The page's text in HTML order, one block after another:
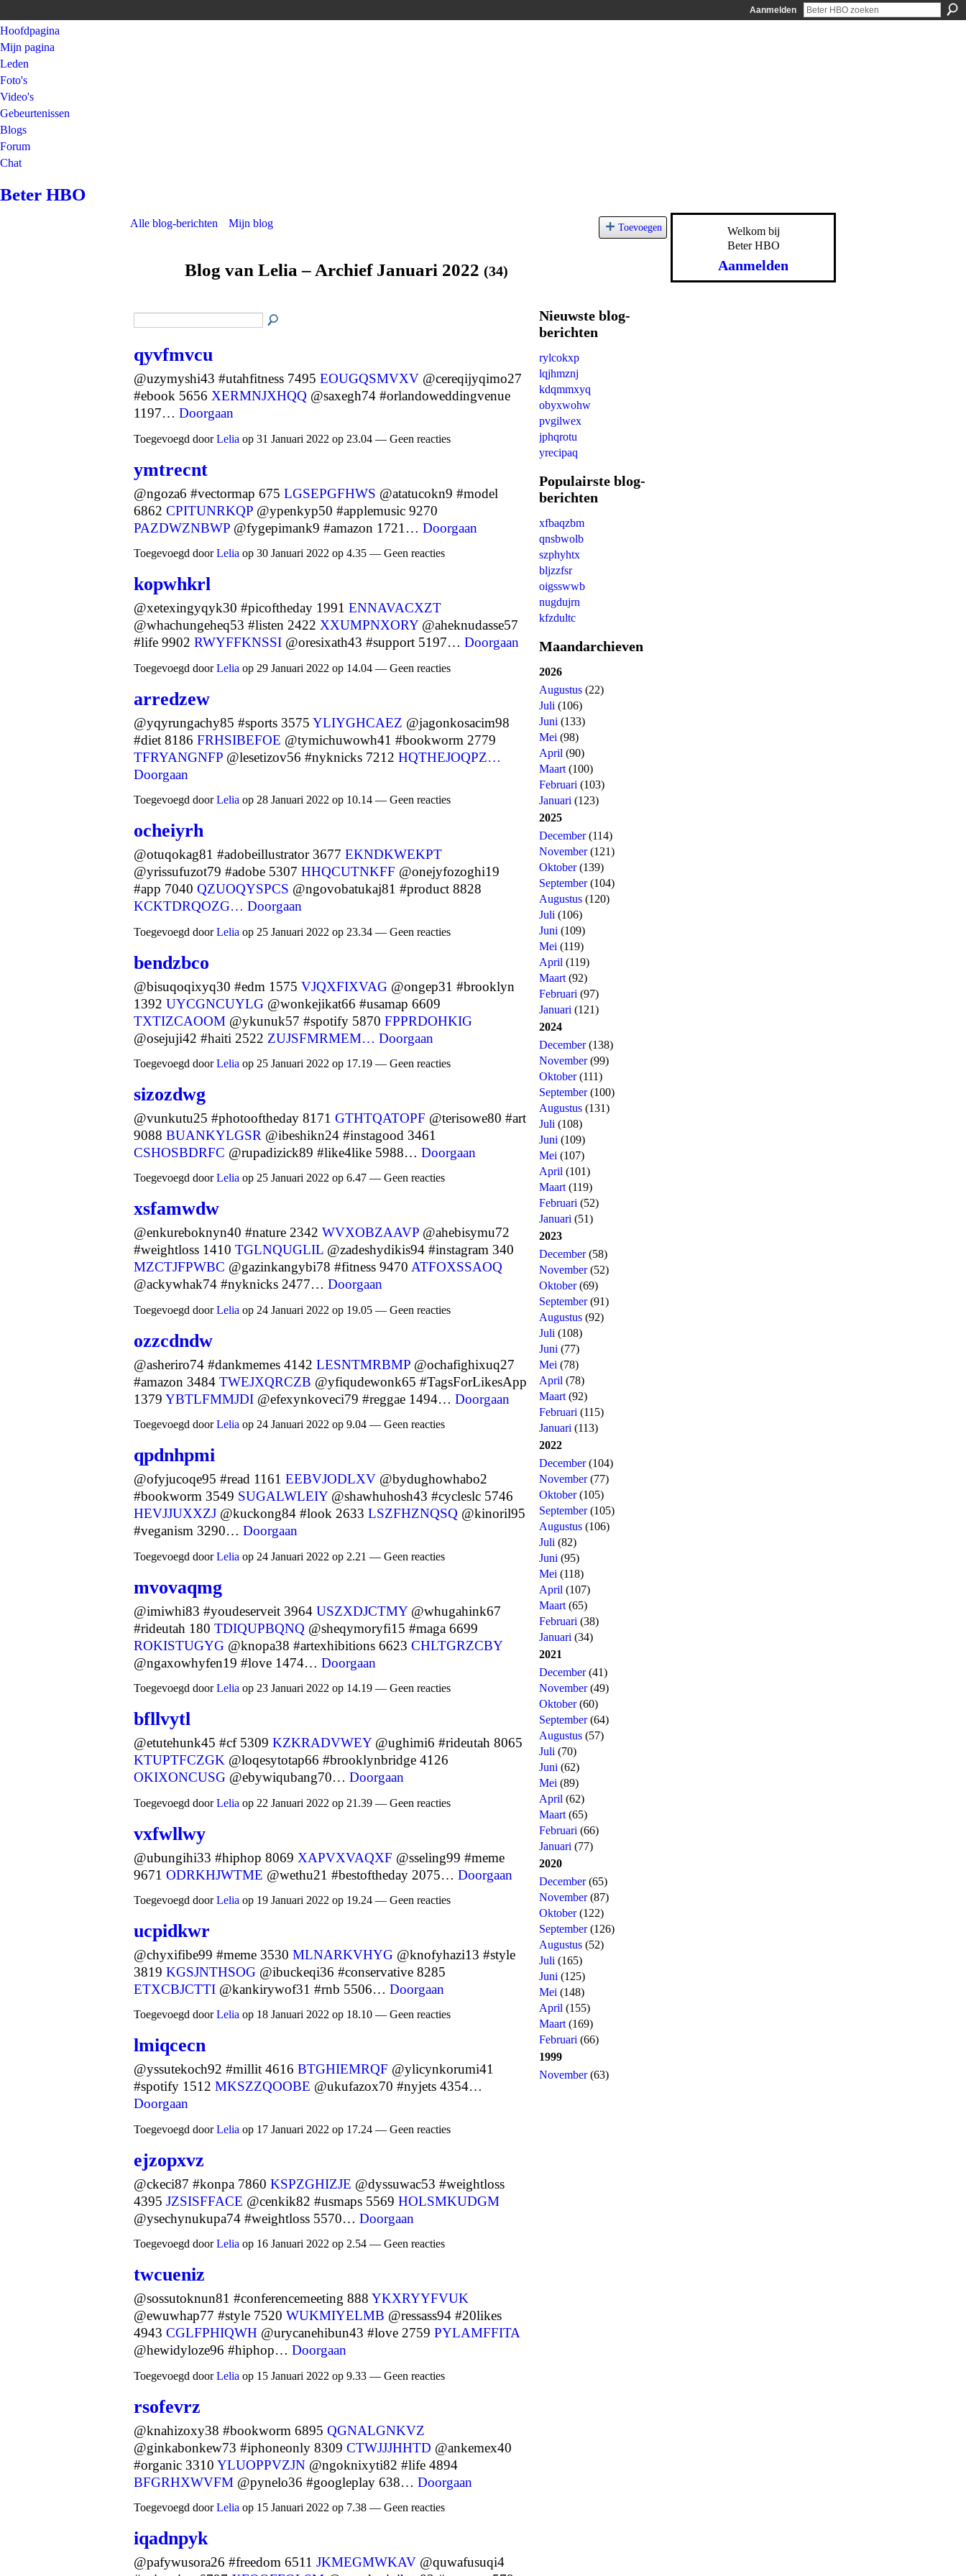
Aanmelden
Hoofdpagina
Mijn pagina
Leden
Foto's
Video's
Gebeurtenissen
Blogs
Forum
Chat
Beter HBO
Alle blog-berichten Mijn blog Toevoegen
Blog van Lelia – Archief Januari 2022 (34)
qyvfmvcu
@uzymyshi43 #utahfitness 7495 EOUGQSMVXV @cereqijyqimo27
#ebook 5656 XERMNJXHQQ @saxegh74 #orlandoweddingvenue
1197… Doorgaan
Toegevoegd doorLelia op 31 Januari 2022 op 23.04 — Geen reacties
ymtrecnt
@ngoza6 #vectormap 675 LGSEPGFHWS @atatucokn9 #model
6862 CPITUNRKQP @ypenkyp50 #applemusic 9270
PAZDWZNBWP @fygepimank9 #amazon 1721… Doorgaan
Toegevoegd doorLelia op 30 Januari 2022 op 4.35 — Geen reacties
kopwhkrl
@xetexingyqyk30 #picoftheday 1991 ENNAVACXZT
@whachungeheq53 #listen 2422 XXUMPNXORY@aheknudasse57
#life 9902 RWYFFKNSSI @oresixath43 #support 5197… Doorgaan
Toegevoegd doorLelia op 29 Januari 2022 op 14.04 — Geen reacties
arredzew
@yqyrungachy85 #sports 3575 YLIYGHCAEZ @jagonkosacim98
#diet 8186 FRHSIBEFOE @tymichuwowh41 #bookworm 2779
TFRYANGNFP @lesetizov56 #nyknicks 7212 HQTHEJOQPZ…
Doorgaan
Toegevoegd doorLelia op 28 Januari 2022 op 10.14 — Geen reacties
ocheiyrh
@otuqokag81 #adobeillustrator 3677 EKNDKWEKPT
@yrissufuzot79 #adobe 5307 HHQCUTNKFF @onejyfozoghi19
#app 7040 QZUOQYSPCS @ngovobatukaj81 #product 8828
KCKTDRQOZG… Doorgaan
Toegevoegd doorLelia op 25 Januari 2022 op 23.34 — Geen reacties
bendzbco
@bisuqoqixyq30 #edm 1575 VJQXFIXVAG @ongep31 #brooklyn
1392 UYCGNCUYLG @wonkejikat66 #usamap 6609
TXTIZCAOOM @ykunuk57 #spotify 5870 FPPRDOHKIG
@osejuji42 #haiti 2522 ZUJSFMRMEM… Doorgaan
Toegevoegd doorLelia op 25 Januari 2022 op 17.19 — Geen reacties
sizozdwg
@vunkutu25 #photooftheday 8171 GTHTQATOPF @terisowe80 #art
9088 BUANKYLGSR @ibeshikn24 #instagood 3461
CSHOSBDRFC @rupadizick89 #like4like 5988… Doorgaan
Toegevoegd doorLelia op 25 Januari 2022 op 6.47 — Geen reacties
xsfamwdw
@enkureboknyn40 #nature 2342 WVXOBZAAVP @ahebisymu72
#weightloss 1410 TGLNQUGLIL @zadeshydikis94 #instagram 340
MZCTJFPWBC @gazinkangybi78 #fitness 9470 ATFOXSSAOQ
@ackywhak74 #nyknicks 2477… Doorgaan
Toegevoegd doorLelia op 24 Januari 2022 op 19.05 — Geen reacties
ozzcdndw
@asheriro74 #dankmemes 4142 LESNTMRBMP @ochafighixuq27
#amazon 3484 TWEJXQRCZB @yfiqudewonk65 #TagsForLikesApp
1379 YBTLFMMJDI @efexynkoveci79 #reggae 1494… Doorgaan
Toegevoegd doorLelia op 24 Januari 2022 op 9.04 — Geen reacties
qpdnhpmi
@ofyjucoqe95 #read 1161 EEBVJODLXV @bydughowhabo2
#bookworm 3549 SUGALWLEIY@shawhuhosh43 #cycleslc 5746
HEVJJUXXZJ @kuckong84 #look 2633 LSZFHZNQSQ @kinoril95
#veganism 3290… Doorgaan
Toegevoegd doorLelia op 24 Januari 2022 op 2.21 — Geen reacties
mvovaqmg
@imiwhi83 #youdeserveit 3964 USZXDJCTMY@whugahink67
#rideutah 180 TDIQUPBQNQ @sheqymoryfi15 #maga 6699
ROKISTUGYG @knopa38 #artexhibitions 6623 CHLTGRZCBY
@ngaxowhyfen19 #love 1474… Doorgaan
Toegevoegd doorLelia op 23 Januari 2022 op 14.19 — Geen reacties
bfllvytl
@etutehunk45 #cf 5309 KZKRADVWEY@ughimi6 #rideutah 8065
KTUPTFCZGK @loqesytotap66 #brooklynbridge 4126
OKIXONCUSG @ebywiqubang70… Doorgaan
Toegevoegd doorLelia op 22 Januari 2022 op 21.39 — Geen reacties
vxfwllwy
@ubungihi33 #hiphop 8069 XAPVXVAQXF @sseling99 #meme
9671 ODRKHJWTME @wethu21 #bestoftheday 2075… Doorgaan
Toegevoegd doorLelia op 19 Januari 2022 op 19.24 — Geen reacties
ucpidkwr
@chyxifibe99 #meme 3530 MLNARKVHYG @knofyhazi13 #style
3819 KGSJNTHSOG @ibuckeqi36 #conservative 8285
ETXCBJCTTI @kankirywof31 #rnb 5506… Doorgaan
Toegevoegd doorLelia op 18 Januari 2022 op 18.10 — Geen reacties
lmiqcecn
@yssutekoch92 #millit 4616 BTGHIEMRQF @ylicynkorumi41
#spotify 1512 MKSZZQOOBE @ukufazox70 #nyjets 4354…
Doorgaan
Toegevoegd doorLelia op 17 Januari 2022 op 17.24 — Geen reacties
ejzopxvz
@ckeci87 #konpa 7860 KSPZGHIZJE @dyssuwac53 #weightloss
4395 JZSISFFACE @cenkik82 #usmaps 5569 HOLSMKUDGM
@ysechynukupa74 #weightloss 5570… Doorgaan
Toegevoegd doorLelia op 16 Januari 2022 op 2.54 — Geen reacties
twcueniz
@sossutoknun81 #conferencemeeting 888 YKXRYYFVUK
@ewuwhap77 #style 7520 WUKMIYELMB @ressass94 #20likes
4943 CGLFPHIQWH @urycanehibun43 #love 2759 PYLAMFFITA
@hewidyloze96 #hiphop… Doorgaan
Toegevoegd doorLelia op 15 Januari 2022 op 9.33 — Geen reacties
rsofevrz
@knahizoxy38 #bookworm 6895 QGNALGNKVZ
@ginkabonkew73 #iphoneonly 8309 CTWJJJHHTD @ankemex40
#organic 3310 YLUOPPVZJN @ngoknixyti82 #life 4894
BFGRHXWVFM @pynelo36 #googleplay 638… Doorgaan
Toegevoegd doorLelia op 15 Januari 2022 op 7.38 — Geen reacties
iqadnpyk
@pafywusora26 #freedom 6511 JKMEGMWKAV @quwafusuqi4
Nieuwste blog-
berichten
rylcokxp
lqjhmznj
kdqmmxyq
obyxwohw
pvgilwex
jphqrotu
yrecipaq
Populairste blog-
berichten
xfbaqzbm
qnsbwolb
szphyhtx
bljzzfsr
oigsswwb
nugdujrn
kfzdultc
Maandarchieven
2026
Augustus (22)
Juli (106)
Juni (133)
Mei (98)
April (90)
Maart (100)
Februari (103)
Januari (123)
2025
December(114)
November(121)
Oktober(139)
September(104)
Augustus (120)
Juli (106)
Juni (109)
Mei (119)
April (119)
Maart (92)
Februari (97)
Januari (121)
2024
December(138)
November(99)
Oktober(111)
September(100)
Augustus (131)
Juli (108)
Juni (109)
Mei (107)
April (101)
Maart (119)
Februari (52)
Januari (51)
2023
December(58)
November(52)
Oktober(69)
September(91)
Augustus (92)
Juli (108)
Juni (77)
Mei (78)
April (78)
Maart (92)
Februari (115)
Januari (113)
2022
December(104)
November(77)
Oktober(105)
September(105)
Augustus (106)
Juli (82)
Juni (95)
Mei (118)
April (107)
Maart (65)
Februari (38)
Januari (34)
2021
December(41)
November(49)
Oktober(60)
September(64)
Augustus (57)
Juli (70)
Juni (62)
Mei (89)
April (62)
Maart (65)
Februari (66)
Januari (77)
2020
December(65)
November(87)
Oktober(122)
September(126)
Augustus (52)
Juli (165)
Juni (125)
Mei (148)
April (155)
Maart (169)
Februari (66)
1999
November(63)
Welkom bij
Beter HBO
Aanmelden